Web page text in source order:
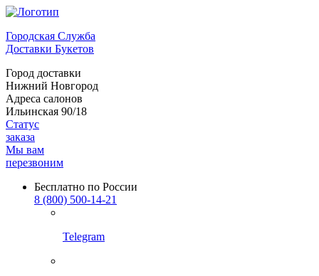
Городская Служба
Доставки Букетов
Город доставки
Нижний Новгород
Адреса салонов
Ильинская 90/18
Статус
заказа
Мы вам
перезвоним
Бесплатно по России
8 (800) 500-14-21
Telegram